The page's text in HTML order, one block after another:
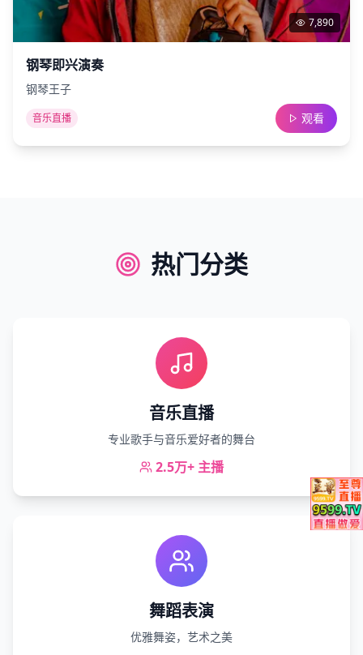
7,890
钢琴即兴演奏
钢琴王子
音乐直播 观看
热门分类
音乐直播
专业歌手与音乐爱好者的舞台
2.5万+ 主播
舞蹈表演
优雅舞姿，艺术之美